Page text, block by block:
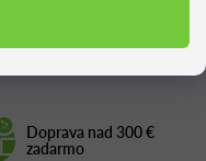
Doprava nad 300 €
zadarmo